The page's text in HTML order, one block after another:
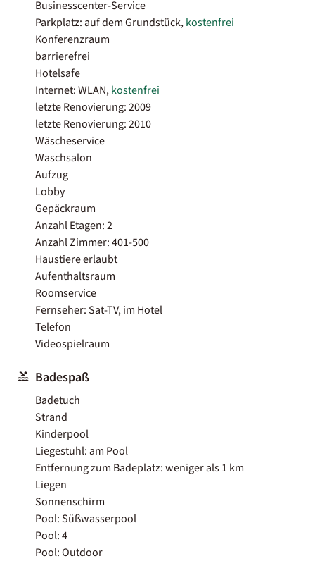
Businesscenter-Service
Parkplatz: auf dem Grundstück,kostenfrei
Konferenzraum
barrierefrei
Hotelsafe
Internet: WLAN,kostenfrei
letzte Renovierung: 2009
letzte Renovierung: 2010
Wäscheservice
Waschsalon
Aufzug
Lobby
Gepäckraum
Anzahl Etagen: 2
Anzahl Zimmer: 401-500
Haustiere erlaubt
Aufenthaltsraum
Roomservice
Fernseher: Sat-TV, im Hotel
Telefon
Videospielraum
Badespaß
Badetuch
Strand
Kinderpool
Liegestuhl: am Pool
Entfernung zum Badeplatz: weniger als 1 km
Liegen
Sonnenschirm
Pool: Süßwasserpool
Pool: 4
Pool: Outdoor